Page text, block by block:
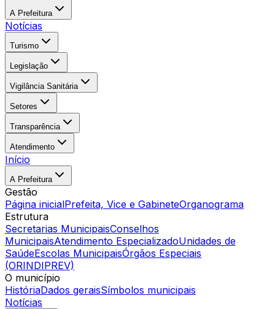
A Prefeitura
Notícias
Turismo
Legislação
Vigilância Sanitária
Setores
Transparência
Atendimento
Início
A Prefeitura
Gestão
Página inicialPrefeita, Vice e GabineteOrganograma
Estrutura
Secretarias MunicipaisConselhos
MunicipaisAtendimento EspecializadoUnidades de
SaúdeEscolas MunicipaisÓrgãos Especiais
(ORINDIPREV)
O município
HistóriaDados geraisSímbolos municipais
Notícias